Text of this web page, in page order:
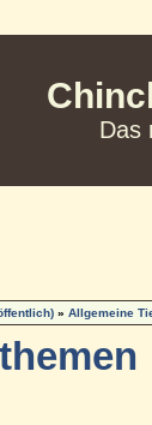
Das
»Allgemeine